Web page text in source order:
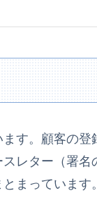
す。顧客の登
レター（署名
まっています。